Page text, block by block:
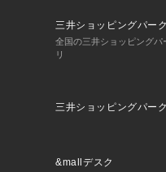
三井ショッピングパー
全国の三井ショッピング
リ
三井ショッピングパー
&mallデスク